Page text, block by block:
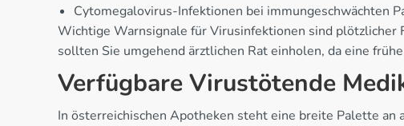
Cytomegalovirus-Infektionen bei immungeschwächten
Wichtige Warnsignale für Virusinfektionen sind plötzlicher
sollten Sie umgehend ärztlichen Rat einholen, da eine
Verfügbare Virustötende
In österreichischen Apotheken steht eine breite Palette